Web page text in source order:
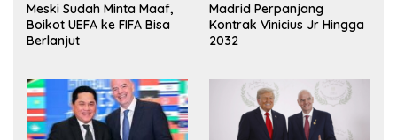
Meski Sudah Minta Maaf,
Boikot UEFA ke FIFA Bisa
Berlanjut
Madrid Perpanjang
Kontrak Vinicius Jr Hingga
2032